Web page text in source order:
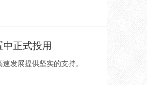
正式投用
速发展提供坚实的支持。